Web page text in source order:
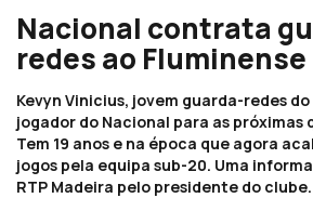
Nacional contrata
redes ao Fluminense
Kevyn Vinicius, jovem guarda-redes
jogador do Nacional para as
Tem 19 anos e na época que agora
jogos pela equipa sub-20. Uma
RTP Madeira pelo presidente do clube.